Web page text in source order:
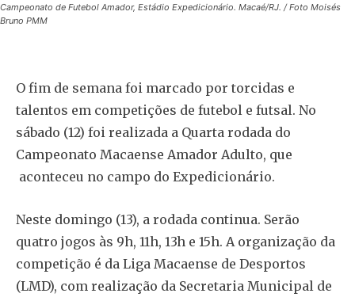
Campeonato de Futebol Amador, Estádio Expedicionário. Macaé/RJ. / Foto Moisés
Bruno PMM
O fim de semana foi marcado por torcidas e
talentos em competições de futebol e futsal. No
sábado (12) foi realizada a Quarta rodada do
Campeonato Macaense Amador Adulto, que
aconteceu no campo do Expedicionário.
Neste domingo (13), a rodada continua. Serão
quatro jogos às 9h, 11h, 13h e 15h. A organização da
competição é da Liga Macaense de Desportos
(LMD), com realização da Secretaria Municipal de